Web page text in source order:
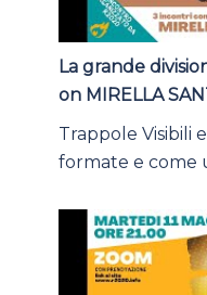
La grande
on MIRELLA
Trappole Visibili
formate e come